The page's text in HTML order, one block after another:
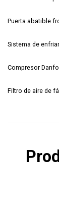
Puerta abatible
Sistema de
Compresor
Filtro de aire de